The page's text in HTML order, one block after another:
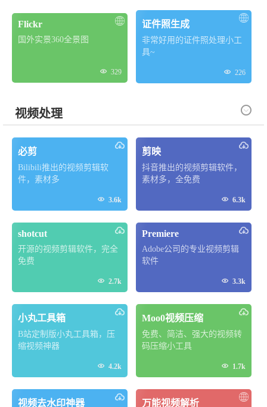
Flickr
国外实景360全景图
 329
证件照生成
非常好用的证件照处理小工
具~
 226
视频处理 
必剪
Bilibili推出的视频剪辑软
件，素材多
 3.6k
剪映
抖音推出的视频剪辑软件，
素材多，全免费
 6.3k
shotcut
开源的视频剪辑软件，完全
免费
 2.7k
Premiere
Adobe公司的专业视频剪辑
软件
 3.3k
小丸工具箱
B站定制版小丸工具箱，压
缩视频神器
 4.2k
Moo0视频压缩
免费、简洁、强大的视频转
码压缩小工具
 1.7k
视频去水印神器 万能视频解析